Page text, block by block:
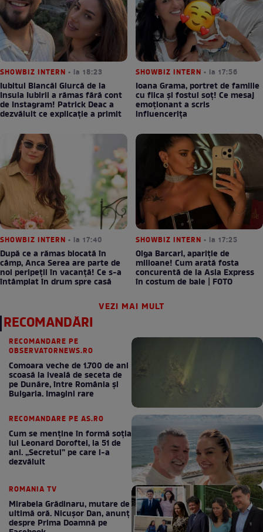
SHOWBIZ INTERN • la 18:23
Iubitul Biancăi Giurcă de la
Insula Iubirii a rămas fără cont
de Instagram! Patrick Deac a
dezvăluit ce explicație a primit
SHOWBIZ INTERN • la 17:56
Ioana Grama, portret de familie
cu fiica și fostul soț! Ce mesaj
emoționant a scris
influencerița
SHOWBIZ INTERN • la 17:40
După ce a rămas blocată în
câmp, Anca Serea are parte de
noi peripeții în vacanță! Ce s-a
întâmplat în drum spre casă
SHOWBIZ INTERN • la 17:25
Olga Barcari, apariție de
milioane! Cum arată fosta
concurentă de la Asia Express
în costum de baie | FOTO
VEZI MAI MULT
RECOMANDĂRI
RECOMANDARE PE
OBSERVATORNEWS.RO
Comoara veche de 1.700 de ani
scoasă la iveală de seceta de
pe Dunăre, între România şi
Bulgaria. Imagini rare
RECOMANDARE PE AS.RO
Cum se menţine în formă soţia
lui Leonard Doroftei, la 51 de
ani. „Secretul” pe care l-a
dezvăluit
ROMANIA TV
Mirabela Grădinaru, mutare de
ultimă oră. Nicuşor Dan, anunţ
despre Prima Doamnă pe